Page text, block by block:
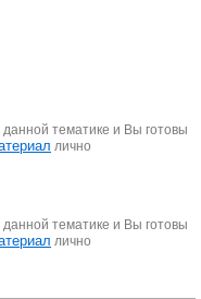
тематике и Вы готовы
лично
тематике и Вы готовы
лично